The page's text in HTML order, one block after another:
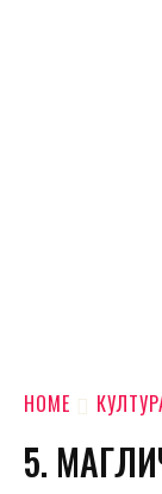
HOME
5.